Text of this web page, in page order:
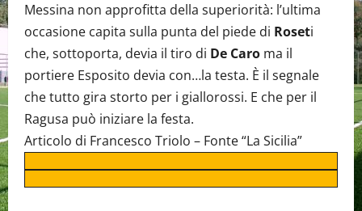
Messina non approfitta della superiorità: l’ultima
occasione capita sulla punta del piede di Roseti
che, sottoporta, devia il tiro di De Caro ma il
portiere Esposito devia con…la testa. È il segnale
che tutto gira storto per i giallorossi. E che per il
Ragusa può iniziare la festa.
Articolo di Francesco Triolo – Fonte “La Sicilia”